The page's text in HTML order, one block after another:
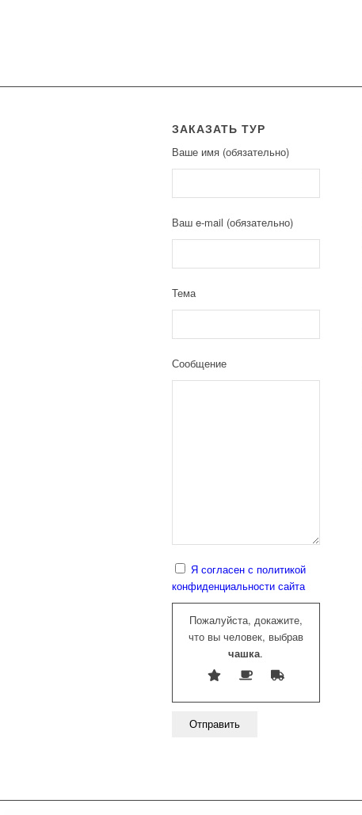
ЗАКАЗАТЬ ТУР
Ваше имя (обязательно)
Ваш e-mail (обязательно)
Тема
Сообщение
Я согласен с политикой
конфиденциальности сайта
Пожалуйста, докажите,
что вы человек, выбрав
чашка.